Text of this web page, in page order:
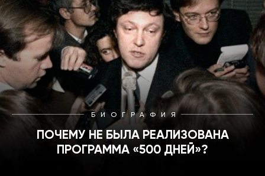
БИОГРАФИЯ
ПОЧЕМУ НЕ БЫЛА РЕАЛИЗОВАНА
ПРОГРАММА «500 ДНЕЙ»?